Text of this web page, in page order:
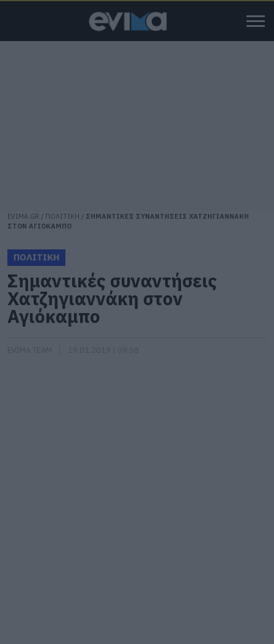
EVIMA.GR / ΠΟΛΙΤΙΚΗ / ΣΗΜΑΝΤΙΚΕΣ ΣΥΝΑΝΤΗΣΕΙΣ ΧΑΤΖΗΓΙΑΝΝΑΚΗ
ΣΤΟΝ ΑΓΙΟΚΑΜΠΟ
ΠΟΛΙΤΙΚΗ
Σημαντικές συναντήσεις
Χατζηγιαννάκη στον
Αγιόκαμπο